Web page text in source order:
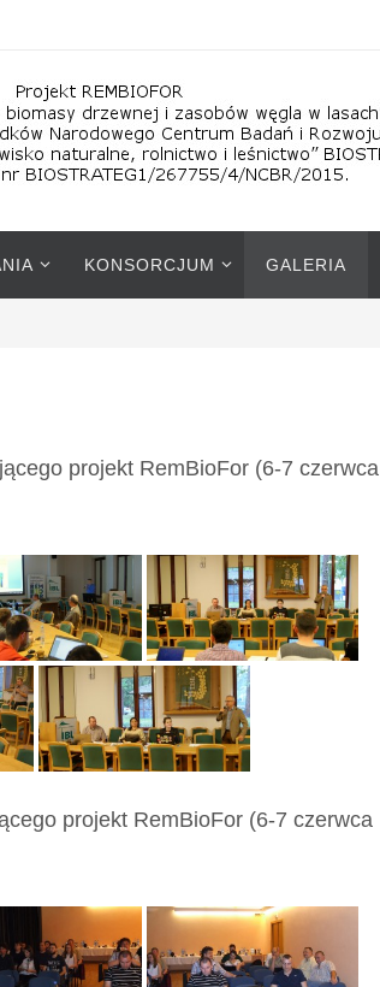
KONSORCJUM GALERIA
projekt RemBioFor (6-7 czerwca
projekt RemBioFor (6-7 czerwca